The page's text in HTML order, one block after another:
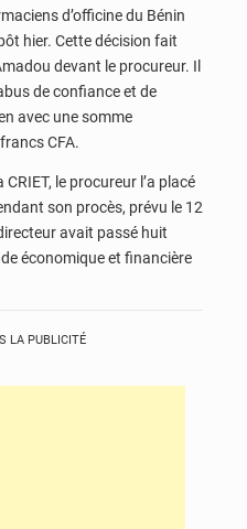
d’officine du Bénin
hier. Cette décision fait
devant le procureur. Il
de confiance et de
avec une somme
CFA.
le procureur l’a placé
son procès, prévu le 12
avait passé huit
économique et financière
LA PUBLICITÉ